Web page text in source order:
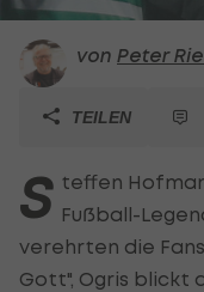
von Peter
TEILEN
S teffen
Fußball-
verehrten die
Gott", Ogris blickt